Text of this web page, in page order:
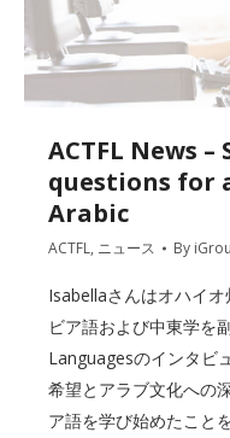
ACTFL News
questions for
Arabic
ACTFL, ニュース By
Isabellaさんはオハイ
ビア語および中東学を
Languagesのインタビ
希望とアラブ文化への
ア語を学び始めたこと